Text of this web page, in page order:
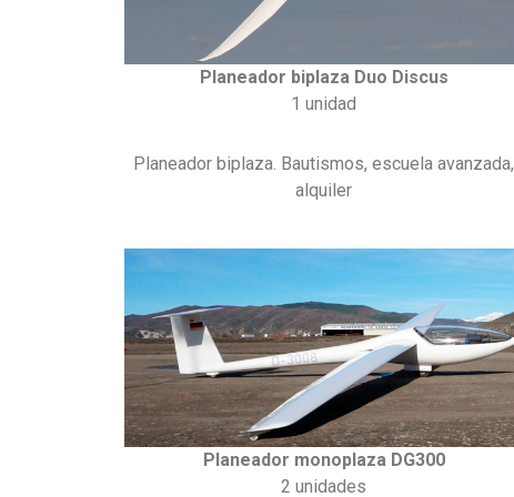
Planeador biplaza Duo Discus
1 unidad
Planeador biplaza. Bautismos, escuela avanzada,
alquiler
Planeador monoplaza DG300
2 unidades